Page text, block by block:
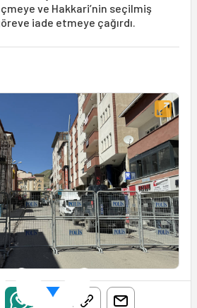
ve Hakkari’nin seçilmiş
iade etmeye çağırdı.